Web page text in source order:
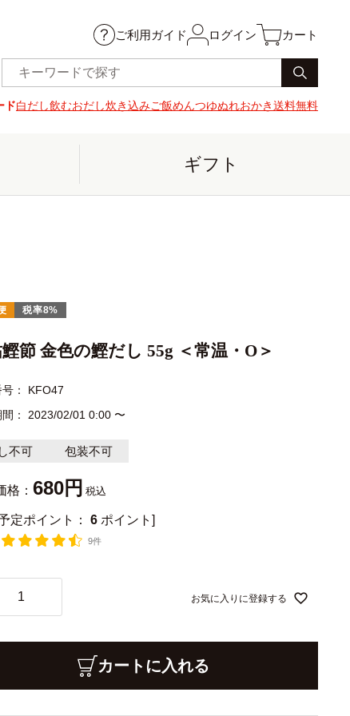
ご利用ガイド ログイン カート
ド白だし飲むおだし炊き込みご飯めんつゆぬれおかき送料無料
ギフト
税率8%
節 金色の鰹だし 55g ＜常温・O＞
号
KFO47
2023/02/01 0:00 〜
不可 包装不可
格： 680 税込
定ポイント： 6 ポイント]
9件
お気に入りに登録する
カートに入れる